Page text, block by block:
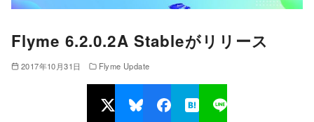
Flyme 6.2.0.2A Stableがリリース
2017年10月31日 Flyme Update